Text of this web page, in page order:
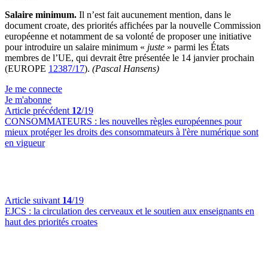
Salaire minimum. Il n’est fait aucunement mention, dans le
document croate, des priorités affichées par la nouvelle Commission
européenne et notamment de sa volonté de proposer une initiative
pour introduire un salaire minimum « juste » parmi les États
membres de l’UE, qui devrait être présentée le 14 janvier prochain
(EUROPE 12387/17). (Pascal Hansens)
Je me connecte
Je m'abonne
Article précédent 12/19
CONSOMMATEURS : les nouvelles règles européennes pour
mieux protéger les droits des consommateurs à l'ère numérique sont
en vigueur
Article suivant 14/19
EJCS : la circulation des cerveaux et le soutien aux enseignants en
haut des priorités croates